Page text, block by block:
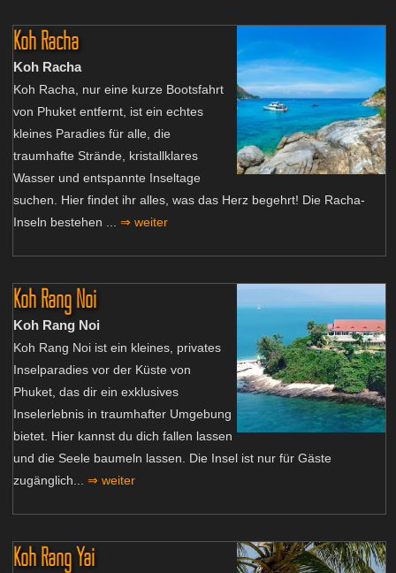
Koh Racha
Koh Racha
Koh Racha, nur eine kurze Bootsfahrt
von Phuket entfernt, ist ein echtes
kleines Paradies für alle, die
traumhafte Strände, kristallklares
Wasser und entspannte Inseltage
suchen. Hier findet ihr alles, was das Herz begehrt! Die Racha-
Inseln bestehen ... ⇒ weiter
Koh Rang Noi
Koh Rang Noi
Koh Rang Noi ist ein kleines, privates
Inselparadies vor der Küste von
Phuket, das dir ein exklusives
Inselerlebnis in traumhafter Umgebung
bietet. Hier kannst du dich fallen lassen
und die Seele baumeln lassen. Die Insel ist nur für Gäste
zugänglich... ⇒ weiter
Koh Rang Yai